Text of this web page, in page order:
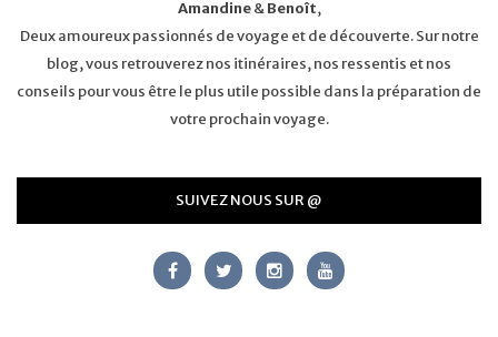
Amandine&Benoît,
Deux amoureux passionnés de voyage et de découverte. Sur notre
blog, vous retrouverez nos itinéraires, nos ressentis et nos
conseils pour vous être le plus utile possible dans la préparation de
votre prochain voyage.
SUIVEZ NOUS SUR @